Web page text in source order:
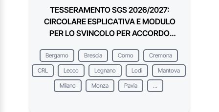
TESSERAMENTO SGS 2026/2027:
CIRCOLARE ESPLICATIVA E MODULO
PER LO SVINCOLO PER ACCORDO
Bergamo Brescia Como Cremona
CRL Lecco Legnano Lodi Mantova
Milano Monza Pavia ...